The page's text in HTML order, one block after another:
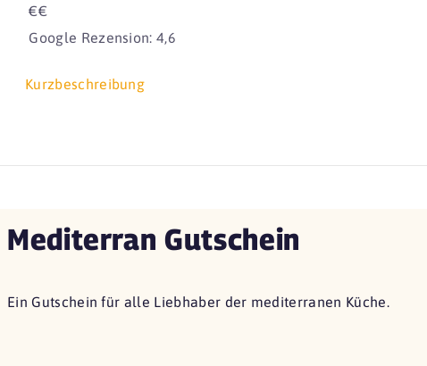
€€
Google Rezension: 4,6
Kurzbeschreibung
Mediterran Gutschein
Ein Gutschein für alle Liebhaber der mediterranen Küche.